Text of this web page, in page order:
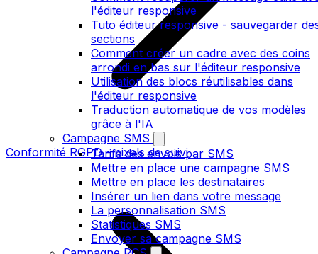
l'éditeur responsive
Tuto éditeur responsive - sauvegarder
sections
Comment créer un cadre avec des coins
arrondi en bas sur l'éditeur responsive
Utilisation des blocs réutilisables dans
l'éditeur responsive
Traduction automatique de vos modèles
grâce à l'IA
Campagne SMS
Tarifs des envois par SMS
Mettre en place une campagne SMS
Mettre en place les destinataires
Insérer un lien dans votre message
La personnalisation SMS
Statistiques SMS
Envoyer sa campagne SMS
Conformité RGPD - pixels de suivi